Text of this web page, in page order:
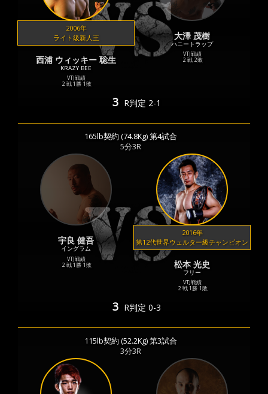
2006年
ライト級新人王
西浦 ウィッキー 聡生
KRAZY BEE
VTJ戦績
2 戦 1勝 1敗
大澤 茂樹
ハニートラップ
VTJ戦績
2 戦 2敗
3 R判定 2-1
165lb契約 (74.8Kg) 第4試合
5分3R
宇良 健吾
イングラム
VTJ戦績
2 戦 1勝 1敗
2016年
第12代世界ウェルター級チャンピオン
松本 光史
フリー
VTJ戦績
2 戦 1勝 1敗
3 R判定 0-3
115lb契約 (52.2Kg) 第3試合
3分3R